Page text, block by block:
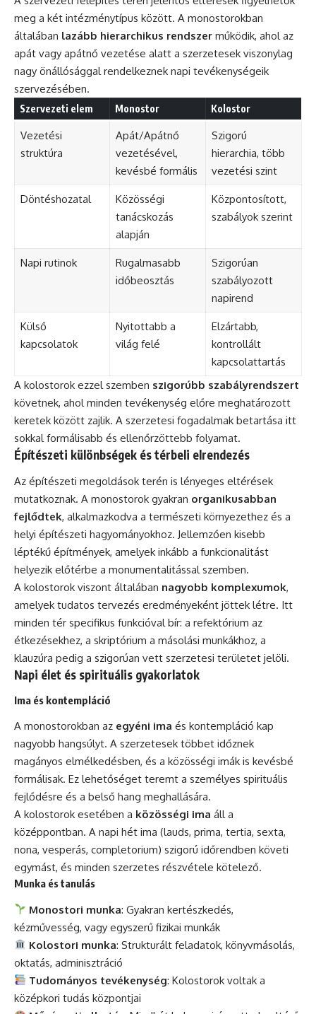
meg a két intézménytípus között. A monostorokban
általában lazább hierarchikus rendszer működik, ahol az
apát vagy apátnő vezetése alatt a szerzetesek viszonylag
nagy önállósággal rendelkeznek napi tevékenységeik
szervezésében.
Szervezeti elem Monostor Kolostor
Vezetési
struktúra
Apát/Apátnő
vezetésével,
kevésbé formális
Szigorú
hierarchia, több
vezetési szint
Döntéshozatal
Közösségi
tanácskozás
alapján
Központosított,
szabályok szerint
Napi rutinok
Rugalmasabb
időbeosztás
Szigorúan
szabályozott
napirend
Külső
kapcsolatok
Nyitottabb a
világ felé
Elzártabb,
kontrollált
kapcsolattartás
A kolostorok ezzel szemben szigorúbb szabályrendszert
követnek, ahol minden tevékenység előre meghatározott
keretek között zajlik. A szerzetesi fogadalmak betartása itt
sokkal formálisabb és ellenőrzöttebb folyamat.
Építészeti különbségek és térbeli elrendezés
Az építészeti megoldások terén is lényeges eltérések
mutatkoznak. A monostorok gyakran organikusabban
fejlődtek, alkalmazkodva a természeti környezethez és a
helyi építészeti hagyományokhoz. Jellemzően kisebb
léptékű építmények, amelyek inkább a funkcionalitást
helyezik előtérbe a monumentalitással szemben.
A kolostorok viszont általában nagyobb komplexumok,
amelyek tudatos tervezés eredményeként jöttek létre. Itt
minden tér specifikus funkcióval bír: a refektórium az
étkezésekhez, a skriptórium a másolási munkákhoz, a
klauzúra pedig a szigorúan vett szerzetesi területet jelöli.
Napi élet és spirituális gyakorlatok
Ima és kontempláció
A monostorokban az egyéni ima és kontempláció kap
nagyobb hangsúlyt. A szerzetesek többet időznek
magányos elmélkedésben, és a közösségi imák is kevésbé
formálisak. Ez lehetőséget teremt a személyes spirituális
fejlődésre és a belső hang meghallására.
A kolostorok esetében a közösségi ima áll a
középpontban. A napi hét ima (lauds, prima, tertia, sexta,
nona, vesperás, completorium) szigorú időrendben követi
egymást, és minden szerzetes részvétele kötelező.
Munka és tanulás
Monostori munka: Gyakran kertészkedés,
kézművesség, vagy egyszerű fizikai munkák
Kolostori munka: Strukturált feladatok, könyvmásolás,
oktatás, adminisztráció
Tudományos tevékenység: Kolostorok voltak a
középkori tudás központjai